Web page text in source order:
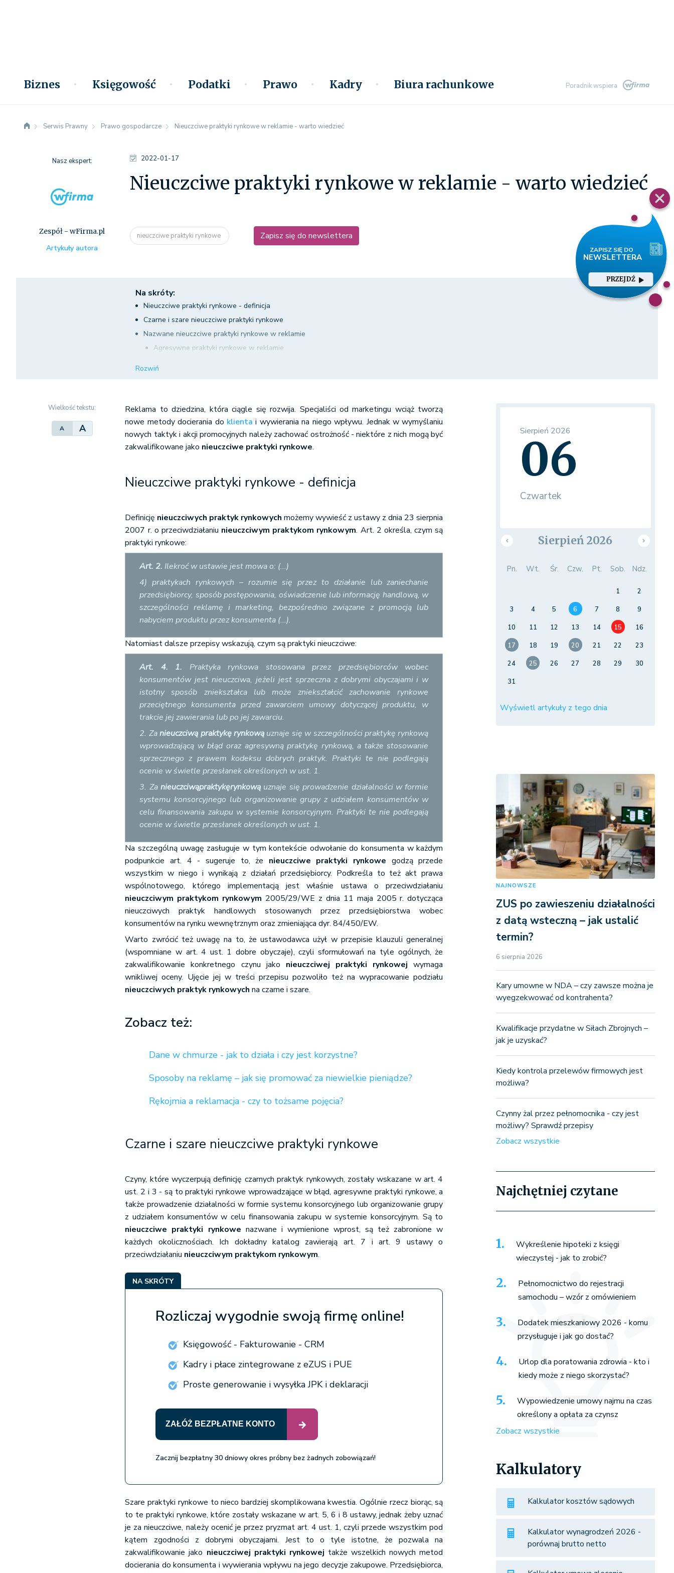
Biznes Księgowość Podatki Prawo Kadry Biura rachunkowe Poradnik wspiera
PRZEJDŹ
Serwis Prawny Prawo gospodarcze Nieuczciwe praktyki rynkowe w reklamie - warto wiedzieć
2022-01-17
Nieuczciwe praktyki rynkowe w reklamie - warto wiedzieć
nieuczciwe praktyki rynkowe Zapisz się do newslettera
Nasz ekspert:
Zespół - wFirma.pl
Artykuły autora
Na skróty:
Nieuczciwe praktyki rynkowe - definicja
Czarne i szare nieuczciwe praktyki rynkowe
Nazwane nieuczciwe praktyki rynkowe w reklamie
Agresywne praktyki rynkowe w reklamie
Rozwiń
Wielkość tekstu:
A A
Reklama to dziedzina, która ciągle się rozwija. Specjaliści od marketingu wciąż tworzą
nowe metody docierania do klienta i wywierania na niego wpływu. Jednak w wymyślaniu
nowych taktyk i akcji promocyjnych należy zachować ostrożność - niektóre z nich mogą być
zakwalifikowane jako nieuczciwe praktyki rynkowe.
Nieuczciwe praktyki rynkowe - definicja
Definicję nieuczciwych praktyk rynkowych możemy wywieść z ustawy z dnia 23 sierpnia
2007 r. o przeciwdziałaniu nieuczciwym praktykom rynkowym. Art. 2 określa, czym są
praktyki rynkowe:
Art. 2. Ilekroć w ustawie jest mowa o: (...)
4) praktykach rynkowych – rozumie się przez to działanie lub zaniechanie
przedsiębiorcy, sposób postępowania, oświadczenie lub informację handlową, w
szczególności reklamę i marketing, bezpośrednio związane z promocją lub
nabyciem produktu przez konsumenta (...).
Natomiast dalsze przepisy wskazują, czym są praktyki nieuczciwe:
Art. 4. 1. Praktyka rynkowa stosowana przez przedsiębiorców wobec
konsumentów jest nieuczciwa, jeżeli jest sprzeczna z dobrymi obyczajami i w
istotny sposób zniekształca lub może zniekształcić zachowanie rynkowe
przeciętnego konsumenta przed zawarciem umowy dotyczącej produktu, w
trakcie jej zawierania lub po jej zawarciu.
2. Zanieuczciwą praktykę rynkowąuznaje się w szczególności praktykę rynkową
wprowadzającą w błąd oraz agresywną praktykę rynkową, a także stosowanie
sprzecznego z prawem kodeksu dobrych praktyk. Praktyki te nie podlegają
ocenie w świetle przesłanek określonych w ust. 1.
3. Zanieuczciwąpraktykęrynkową uznaje się prowadzenie działalności w formie
systemu konsorcyjnego lub organizowanie grupy z udziałem konsumentów w
celu finansowania zakupu w systemie konsorcyjnym. Praktyki te nie podlegają
ocenie w świetle przesłanek określonych w ust. 1.
Na szczególną uwagę zasługuje w tym kontekście odwołanie do konsumenta w każdym
podpunkcie art. 4 - sugeruje to, że nieuczciwe praktyki rynkowe godzą przede
wszystkim w niego i wynikają z działań przedsiębiorcy. Podkreśla to też akt prawa
wspólnotowego, którego implementacją jest właśnie ustawa o przeciwdziałaniu
nieuczciwym praktykom rynkowym 2005/29/WE z dnia 11 maja 2005 r. dotycząca
nieuczciwych praktyk handlowych stosowanych przez przedsiębiorstwa wobec
konsumentów na rynku wewnętrznym oraz zmieniająca dyr. 84/450/EW.
Warto zwrócić też uwagę na to, że ustawodawca użył w przepisie klauzuli generalnej
(wspomniane w art. 4 ust. 1 dobre obyczaje), czyli sformułowań na tyle ogólnych, że
zakwalifikowanie konkretnego czynu jako nieuczciwej praktyki rynkowej wymaga
wnikliwej oceny. Ujęcie jej w treści przepisu pozwoliło też na wypracowanie podziału
nieuczciwych praktyk rynkowych na czarne i szare.
Zobacz też:
Dane w chmurze - jak to działa i czy jest korzystne?
Sposoby na reklamę – jak się promować za niewielkie pieniądze?
Rękojmia a reklamacja - czy to tożsame pojęcia?
Czarne i szare nieuczciwe praktyki rynkowe
Czyny, które wyczerpują definicję czarnych praktyk rynkowych, zostały wskazane w art. 4
ust. 2 i 3 - są to praktyki rynkowe wprowadzające w błąd, agresywne praktyki rynkowe, a
także prowadzenie działalności w formie systemu konsorcyjnego lub organizowanie grupy
z udziałem konsumentów w celu finansowania zakupu w systemie konsorcyjnym. Są to
nieuczciwe praktyki rynkowe nazwane i wymienione wprost, są też zabronione w
każdych okolicznościach. Ich dokładny katalog zawierają art. 7 i art. 9 ustawy o
przeciwdziałaniu nieuczciwym praktykom rynkowym.
NA SKRÓTY
Rozliczaj wygodnie swoją firmę online!
Księgowość - Fakturowanie - CRM
Kadry i płace zintegrowane z eZUS i PUE
Proste generowanie i wysyłka JPK i deklaracji
ZAŁÓŻ BEZPŁATNE KONTO
Zacznij bezpłatny 30 dniowy okres próbny bez żadnych zobowiązań!
Szare praktyki rynkowe to nieco bardziej skomplikowana kwestia. Ogólnie rzecz biorąc, są
to te praktyki rynkowe, które zostały wskazane w art. 5, 6 i 8 ustawy, jednak żeby uznać
je za nieuczciwe, należy ocenić je przez pryzmat art. 4 ust. 1, czyli przede wszystkim pod
kątem zgodności z dobrymi obyczajami. Jest to o tyle istotne, że pozwala na
zakwalifikowanie jako nieuczciwej praktyki rynkowej także wszelkich nowych metod
docierania do konsumenta i wywierania wpływu na jego decyzje zakupowe. Przedsiębiorca,
Sierpień 2026
06
Czwartek
Sierpień 2026
Pn. Wt. Śr. Czw. Pt. Sob. Ndz.
1
2
3
4 5 6 7 8
9
10
11 12 13 14 15
16
17
18 19 20 21 22
23
24
25 26 27 28 29
30
31
Wyświetl artykuły z tego dnia
NAJNOWSZE
ZUS po zawieszeniu działalności
z datą wsteczną – jak ustalić
termin?
6 sierpnia 2026
Kary umowne w NDA – czy zawsze można je
wyegzekwować od kontrahenta?
Kwalifikacje przydatne w Siłach Zbrojnych –
jak je uzyskać?
Kiedy kontrola przelewów firmowych jest
możliwa?
Czynny żal przez pełnomocnika - czy jest
możliwy? Sprawdź przepisy
Zobacz wszystkie
Najchętniej czytane
Wykreślenie hipoteki z księgi
wieczystej - jak to zrobić?
Pełnomocnictwo do rejestracji
samochodu – wzór z omówieniem
Dodatek mieszkaniowy 2026 - komu
przysługuje i jak go dostać?
Urlop dla poratowania zdrowia - kto i
kiedy może z niego skorzystać?
Wypowiedzenie umowy najmu na czas
określony a opłata za czynsz
Zobacz wszystkie
Kalkulatory
Kalkulator kosztów sądowych
Kalkulator wynagrodzeń 2026 -
porównaj brutto netto